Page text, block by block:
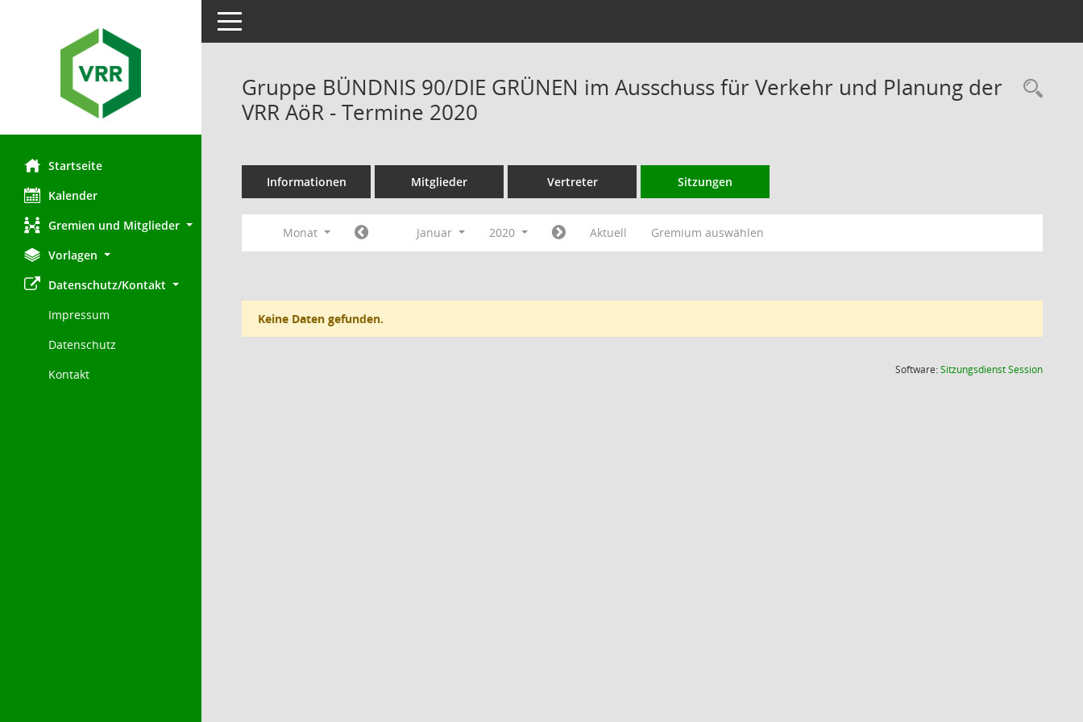
Startseite
Kalender
Gremien und Mitglieder
Vorlagen
Datenschutz/Kontakt
Impressum
Datenschutz
Kontakt
Toggle navigation
Gruppe BÜNDNIS 90/DIE GRÜNEN im Ausschuss für Verkehr und Planung der
VRR AöR - Termine 2020
Informationen Mitglieder Vertreter Sitzungen
Monat Januar 2020 Aktuell Gremium auswählen
Keine Daten gefunden.
Software:SitzungsdienstSession(Wird in